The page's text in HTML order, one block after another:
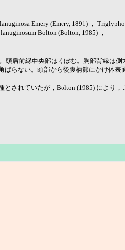
Emery (Emery, 1891) ，
Bolton (Bolton, 1985) ，
頭盾前縁中央部はくぼむ。胸部背縁は
らない。頭部から後腹柄節にかけ体
されていたが，Bolton (1985) により，